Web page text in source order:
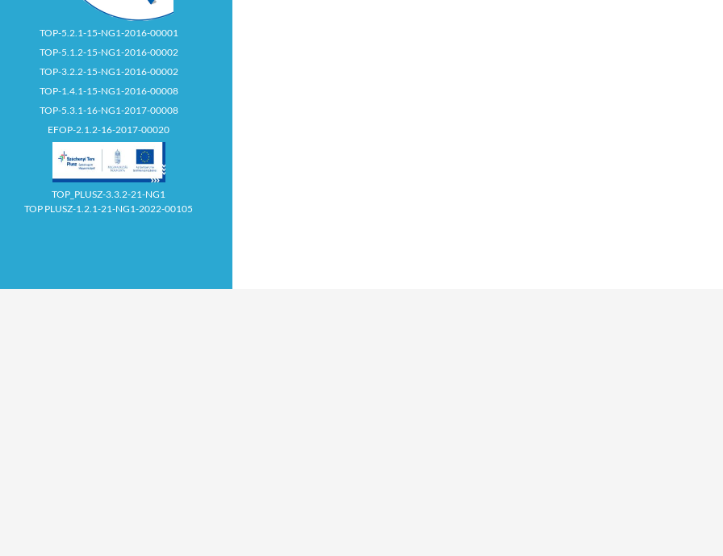
TOP-5.2.1-15-NG1-2016-00001
TOP-5.1.2-15-NG1-2016-00002
TOP-3.2.2-15-NG1-2016-00002
TOP-1.4.1-15-NG1-2016-00008
TOP-5.3.1-16-NG1-2017-00008
EFOP-2.1.2-16-2017-00020
TOP_PLUSZ-3.3.2-21-NG1
TOP PLUSZ-1.2.1-21-NG1-2022-00105